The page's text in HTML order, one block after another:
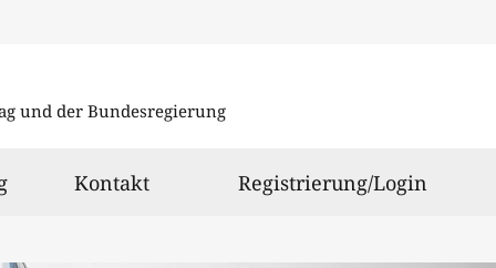
und der Bundesregierung
Kontakt Registrierung/Login